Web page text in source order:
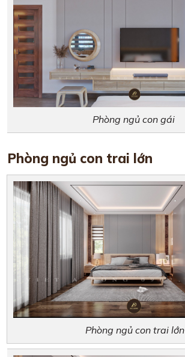
Phòng ngủ con gái
Phòng ngủ con trai lớn
Phòng ngủ con trai lớn